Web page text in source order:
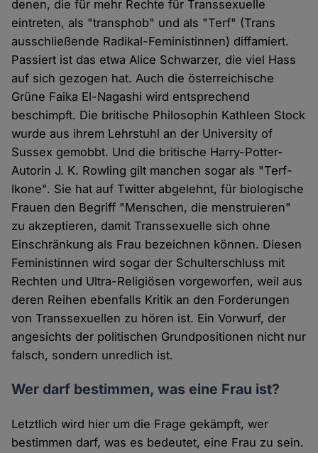
denen, die für mehr Rechte für Transsexuelle
eintreten, als "transphob" und als "Terf" (Trans
ausschließende Radikal-Feministinnen) diffamiert.
Passiert ist das etwa Alice Schwarzer, die viel Hass
auf sich gezogen hat. Auch die österreichische
Grüne Faika El-Nagashi wird entsprechend
beschimpft. Die britische Philosophin Kathleen Stock
wurde aus ihrem Lehrstuhl an der University of
Sussex gemobbt. Und die britische Harry-Potter-
Autorin J. K. Rowling gilt manchen sogar als "Terf-
Ikone". Sie hat auf Twitter abgelehnt, für biologische
Frauen den Begriff "Menschen, die menstruieren"
zu akzeptieren, damit Transsexuelle sich ohne
Einschränkung als Frau bezeichnen können. Diesen
Feministinnen wird sogar der Schulterschluss mit
Rechten und Ultra-Religiösen vorgeworfen, weil aus
deren Reihen ebenfalls Kritik an den Forderungen
von Transsexuellen zu hören ist. Ein Vorwurf, der
angesichts der politischen Grundpositionen nicht nur
falsch, sondern unredlich ist.
Wer darf bestimmen, was eine Frau ist?
Letztlich wird hier um die Frage gekämpft, wer
bestimmen darf, was es bedeutet, eine Frau zu sein.